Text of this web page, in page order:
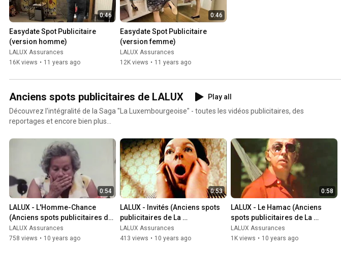
0:46
Easydate Spot Publicitaire
(version homme)
LALUX Assurances
16K views • 11 years ago
0:46
Easydate Spot Publicitaire
(version femme)
LALUX Assurances
12K views • 11 years ago
Anciens spots publicitaires de LALUX
Play all
Découvrez l'intégralité de la Saga "La Luxembourgeoise" - toutes les vidéos publicitaires, des
reportages et encore bien plus...
0:54
LALUX - L'Homme-Chance
(Anciens spots publicitaires de
La Luxembourgeoise)
LALUX Assurances
758 views • 10 years ago
0:53
LALUX - Invités (Anciens spots
publicitaires de La
Luxembourgoise)
LALUX Assurances
413 views • 10 years ago
0:58
LALUX - Le Hamac (Anciens
spots publicitaires de La
Luxembourgeoise)
LALUX Assurances
1K views • 10 years ago